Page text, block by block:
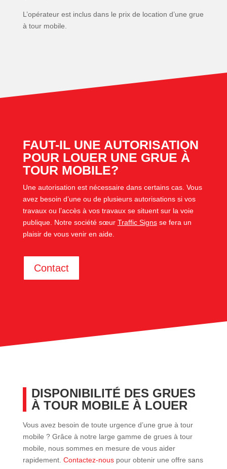
L’opérateur est inclus dans le prix de location d’une grue
à tour mobile.
FAUT-IL UNE AUTORISATION
POUR LOUER UNE GRUE À
TOUR MOBILE?
Une autorisation est nécessaire dans certains cas. Vous
avez besoin d’une ou de plusieurs autorisations si vos
travaux ou l’accès à vos travaux se situent sur la voie
publique. Notre société sœur Traffic Signsse fera un
plaisir de vous venir en aide.
Contact
DISPONIBILITÉ DES GRUES
À TOUR MOBILE À LOUER
Vous avez besoin de toute urgence d’une grue à tour
mobile ? Grâce à notre large gamme de grues à tour
mobile, nous sommes en mesure de vous aider
rapidement. Contactez-nouspour obtenir une offre sans